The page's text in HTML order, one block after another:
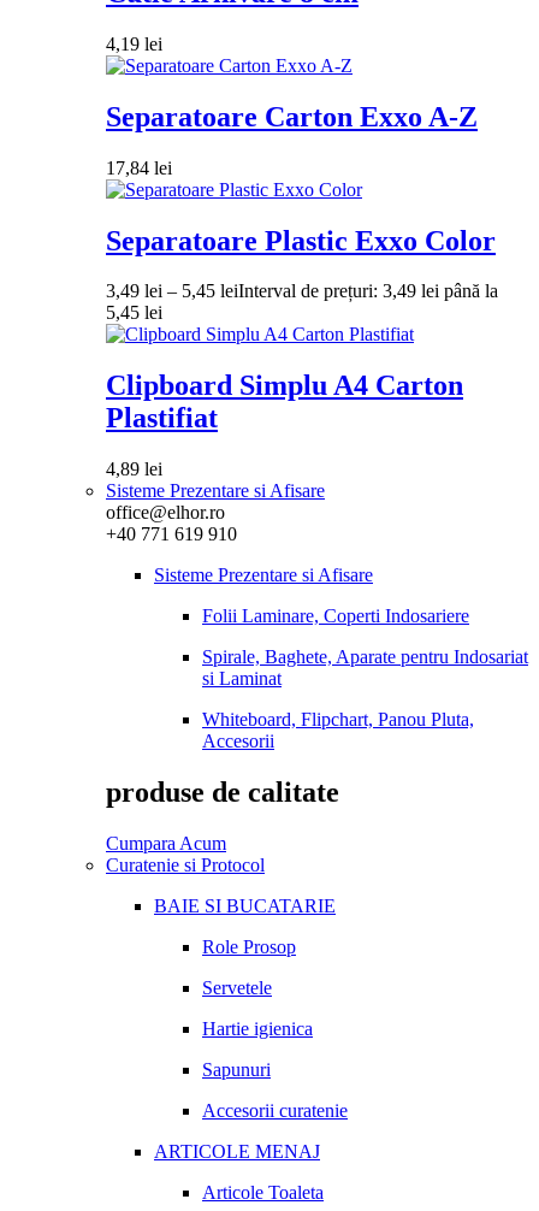
4,19 lei
Separatoare Carton Exxo A-Z
17,84 lei
Separatoare Plastic Exxo Color
3,49 lei – 5,45 leiInterval de prețuri: 3,49 lei până la
5,45 lei
Clipboard Simplu A4 Carton
Plastifiat
4,89 lei
Sisteme Prezentare si Afisare
office@elhor.ro
+40 771 619 910
Sisteme Prezentare si Afisare
Folii Laminare, Coperti Indosariere
Spirale, Baghete, Aparate pentru Indosariat
si Laminat
Whiteboard, Flipchart, Panou Pluta,
Accesorii
produse de calitate
Cumpara Acum
Curatenie si Protocol
BAIE SI BUCATARIE
Role Prosop
Servetele
Hartie igienica
Sapunuri
Accesorii curatenie
ARTICOLE MENAJ
Articole Toaleta